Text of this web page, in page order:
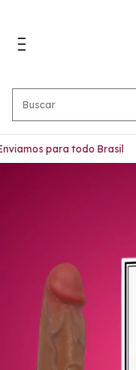
para todo Brasil